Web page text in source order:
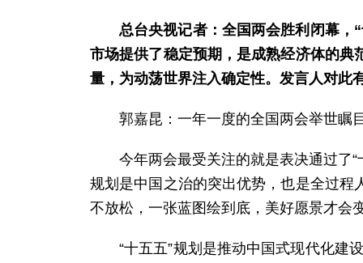
总台央视记者：全国两会胜利闭幕，
市场提供了稳定预期，是成熟经济体的典
量，为动荡世界注入确定性。发言人对此
郭嘉昆：一年一度的全国两会举世瞩
今年两会最受关注的就是表决通过了
规划是中国之治的突出优势，也是全过
不放松，一张蓝图绘到底，美好愿景才会
“十五五”规划是推动中国式现代化建